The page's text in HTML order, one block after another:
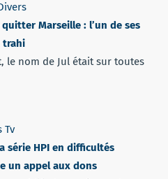
Marseille : l’un de ses
trahi
le nom de Jul était sur toutes
Tv
série HPI en difficultés
un appel aux dons